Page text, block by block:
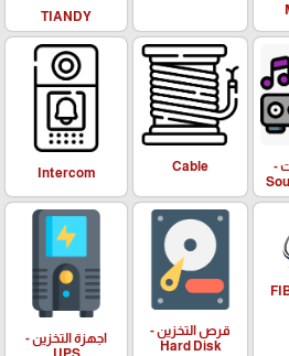
TIANDY
-
Cable
Intercom
قرص التخزين -
Hard Disk
اجهزة التخزين -